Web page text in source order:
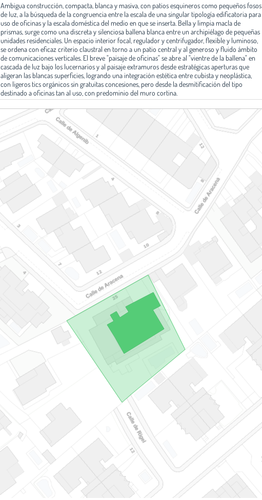
Ambigua construcción, compacta, blanca y masiva, con patios esquineros como pequeños fosos
de luz, a la búsqueda de la congruencia entre la escala de una singular tipología edificatoria para
uso de oficinas y la escala doméstica del medio en que se inserta. Bella y limpia macla de
prismas, surge como una discreta y silenciosa ballena blanca entre un archipiélago de pequeñas
unidades residenciales. Un espacio interior focal, regulador y centrifugador, flexible y luminoso,
se ordena con eficaz criterio claustral en torno a un patio central y al generoso y fluido ámbito
de comunicaciones verticales. El breve "paisaje de oficinas" se abre al "vientre de la ballena" en
cascada de luz bajo los lucernarios y al paisaje extramuros desde estratégicas aperturas que
aligeran las blancas superficies, logrando una integración estética entre cubista y neoplástica,
con ligeros tics orgánicos sin gratuitas concesiones, pero desde la desmitificación del tipo
destinado a oficinas tan al uso, con predominio del muro cortina.